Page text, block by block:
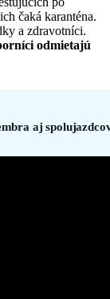
čaká karanténa.
a zdravotníci.
odmietajú
aj